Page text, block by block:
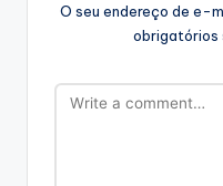
O seu endereço de e-
obrigatórios